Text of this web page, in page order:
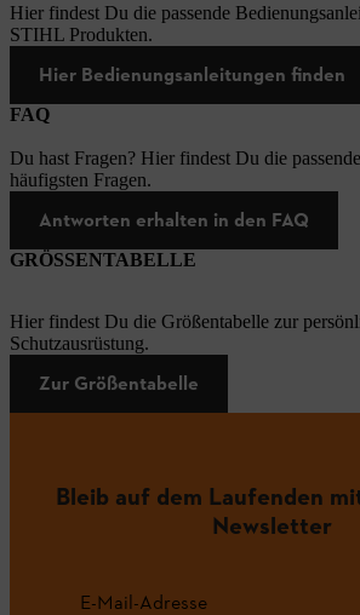
Hier findest Du die passende
STIHL Produkten.
Hier Bedienungsanleitungen finden
FAQ
Du hast Fragen? Hier findest Du die
häufigsten Fragen.
Antworten erhalten in den FAQ
GRÖSSENTABELLE
Hier findest Du die Größentabelle zur
Schutzausrüstung.
Zur Größentabelle
Bleib auf dem Laufenden
Newsletter
E-Mail-Adresse